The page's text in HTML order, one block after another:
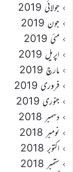
جولائی 2019
جون 2019
مئی 2019
اپریل 2019
مارچ 2019
فروری 2019
جنوری 2019
دسمبر 2018
نومبر 2018
اکتوبر 2018
ستمبر 2018